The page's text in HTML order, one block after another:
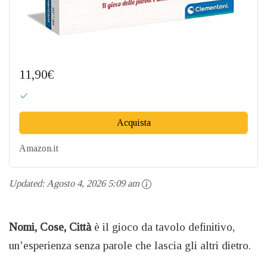
11,90€
Acquista
Amazon.it
Updated:Agosto 4, 2026 5:09 am
Nomi, Cose, Cittàè il gioco da tavolo definitivo,
un’esperienza senza parole che lascia gli altri dietro.